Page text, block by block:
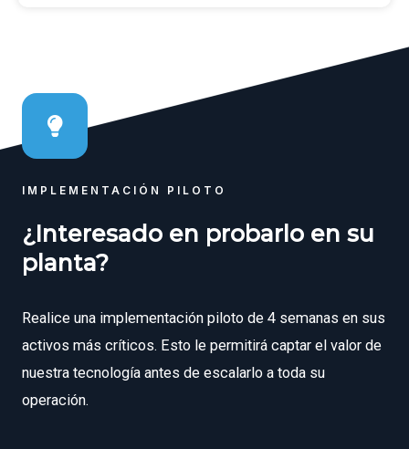
IMPLEMENTACIÓN PILOTO
¿Interesado en probarlo en su
planta?
Realice una implementación piloto de 4 semanas en sus
activos más críticos. Esto le permitirá captar el valor de
nuestra tecnología antes de escalarlo a toda su
operación.